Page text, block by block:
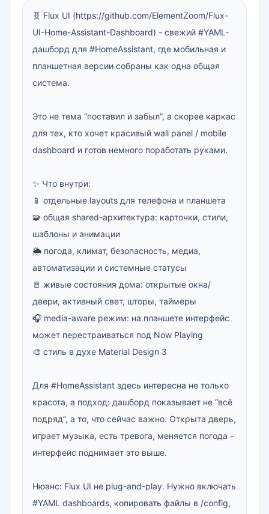
🧬 Flux UI (https://github.com/ElementZoom/Flux-
UI-Home-Assistant-Dashboard) - свежий #YAML-
дашборд для #HomeAssistant, где мобильная и
планшетная версии собраны как одна общая
система.
Это не тема “поставил и забыл”, а скорее каркас
для тех, кто хочет красивый wall panel / mobile
dashboard и готов немного поработать руками.
✨ Что внутри:
📱 отдельные layouts для телефона и планшета
🧩 общая shared-архитектура: карточки, стили,
шаблоны и анимации
🌦 погода, климат, безопасность, медиа,
автоматизации и системные статусы
🚪 живые состояния дома: открытые окна/
двери, активный свет, шторы, таймеры
🎧 media-aware режим: на планшете интерфейс
может перестраиваться под Now Playing
🎨 стиль в духе Material Design 3
Для #HomeAssistant здесь интересна не только
красота, а подход: дашборд показывает не “всё
подряд”, а то, что сейчас важно. Открыта дверь,
играет музыка, есть тревога, меняется погода -
интерфейс поднимает это выше.
Нюанс: Flux UI не plug-and-play. Нужно включать
#YAML dashboards, копировать файлы в /config,